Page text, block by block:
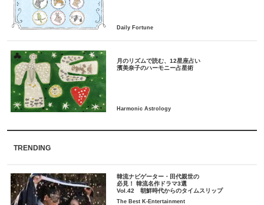
月のリズムで読む、12星座占い
TRENDING
韓流ナビゲーター・田代親世の
必見！ 韓流名作ドラマ3選
Vol.42 朝鮮時代からのタイムスリップ
The Best K-Entertainment